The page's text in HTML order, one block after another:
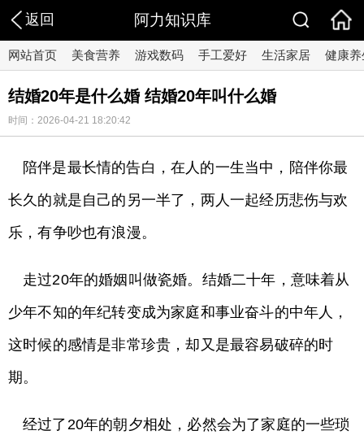
返回 阿力知识库
网站首页 美食营养 游戏数码 手工爱好 生活家居 健康养
结婚20年是什么婚 结婚20年叫什么婚
时间：2026-04-21 18:20:42
陪伴是最长情的告白，在人的一生当中，陪伴你最
长久的就是自己的另一半了，两人一起经历悲伤与欢
乐，有争吵也有浪漫。
走过20年的婚姻叫做瓷婚。结婚二十年，意味着从
少年不知的年纪转变成为家庭和事业奋斗的中年人，
这时候的感情是非常珍贵，却又是最容易破碎的时
期。
经过了20年的朝夕相处，必然会为了家庭的一些琐